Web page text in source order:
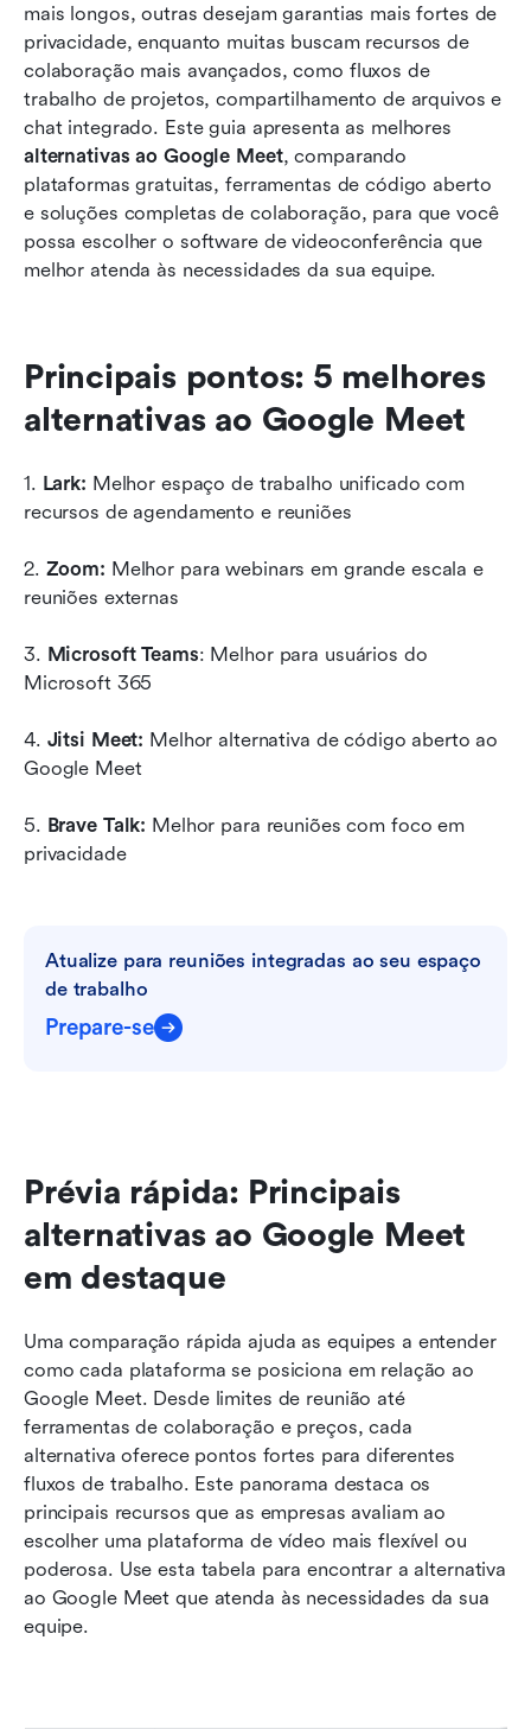
mais longos, outras desejam garantias mais fortes de
privacidade, enquanto muitas buscam recursos de
colaboração mais avançados, como fluxos de
trabalho de projetos, compartilhamento de arquivos e
alternativas ao Google Meet, comparando
plataformas gratuitas, ferramentas de código aberto
e soluções completas de colaboração, para que você
possa escolher o software de videoconferência que
melhor atenda às necessidades da sua equipe.
Principais pontos: 5 melhores
alternativas ao Google Meet
1. Lark: Melhor espaço de trabalho unificado com
recursos de agendamento e reuniões
2. Zoom: Melhor para webinars em grande escala e
reuniões externas
3. Microsoft Teams: Melhor para usuários do
Microsoft 365
4. Jitsi Meet: Melhor alternativa de código aberto ao
Google Meet
5. Brave Talk: Melhor para reuniões com foco em
privacidade
Atualize para reuniões integradas ao seu espaço
de trabalho
Prepare-se
Prévia rápida: Principais
alternativas ao Google Meet
em destaque
Uma comparação rápida ajuda as equipes a entender
como cada plataforma se posiciona em relação ao
Google Meet. Desde limites de reunião até
ferramentas de colaboração e preços, cada
alternativa oferece pontos fortes para diferentes
fluxos de trabalho. Este panorama destaca os
principais recursos que as empresas avaliam ao
escolher uma plataforma de vídeo mais flexível ou
poderosa. Use esta tabela para encontrar a alternativa
ao Google Meet que atenda às necessidades da sua
equipe.
Quando uma alternativa ao Google Meet faz
mais sentido
O que procurar em alternativas ao Google Meet
Conclusão
Perguntas frequentes
Leitura relacionada